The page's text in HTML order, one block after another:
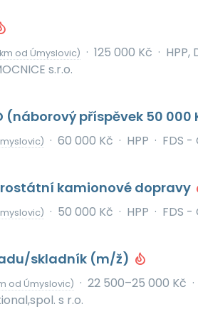
od Úmyslovic) · 125 000 Kč · HPP,
s.r.o.
(náborový příspěvek 50 000
· 60 000 Kč · HPP · FDS -
kamionové dopravy
· 50 000 Kč · HPP · FDS -
skladník (m/ž)
od Úmyslovic) · 22 500–25 000 Kč ·
s r.o.